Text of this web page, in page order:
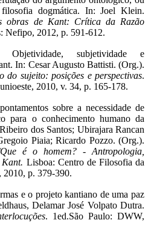
dogmática. In: Joel Klein.
obras de Kant: Crítica da Razão
Nefipo, 2012, p. 591-612.
Objetividade, subjetividade e
In: Cesar Augusto Battisti. (Org.).
do sujeito: posições e perspectivas.
2010, v. 34, p. 165-178.
sobre a necessidade de
para o conhecimento humano da
dos Santos; Ubirajara Rancan
Piaia; Ricardo Pozzo. (Org.).
é o homem? - Antropologia,
Kant. Lisboa: Centro de Filosofia da
2010, p. 379-390.
e o projeto kantiano de uma paz
Delamar José Volpato Dutra.
. 1ed.São Paulo: DWW,